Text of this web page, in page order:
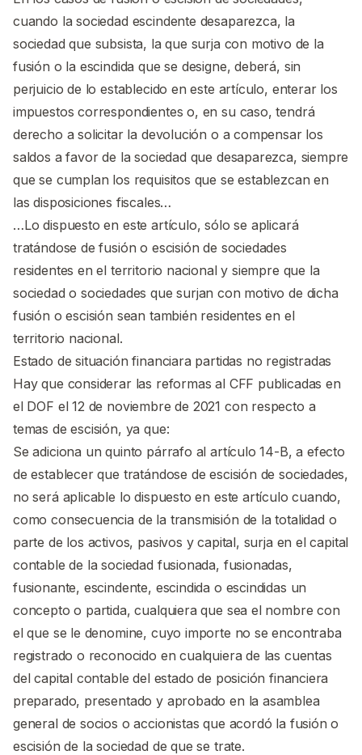
cuando la sociedad escindente desaparezca, la
sociedad que subsista, la que surja con motivo de la
fusión o la escindida que se designe, deberá, sin
perjuicio de lo establecido en este artículo, enterar los
impuestos correspondientes o, en su caso, tendrá
derecho a solicitar la devolución o a compensar los
saldos a favor de la sociedad que desaparezca, siempre
que se cumplan los requisitos que se establezcan en
las disposiciones fiscales…
…Lo dispuesto en este artículo, sólo se aplicará
tratándose de fusión o escisión de sociedades
residentes en el territorio nacional y siempre que la
sociedad o sociedades que surjan con motivo de dicha
fusión o escisión sean también residentes en el
territorio nacional.
Estado de situación financiara partidas no registradas
Hay que considerar las reformas al CFF publicadas en
el DOF el 12 de noviembre de 2021 con respecto a
temas de escisión, ya que:
Se adiciona un quinto párrafo al artículo 14-B, a efecto
de establecer que tratándose de escisión de sociedades,
no será aplicable lo dispuesto en este artículo cuando,
como consecuencia de la transmisión de la totalidad o
parte de los activos, pasivos y capital, surja en el capital
contable de la sociedad fusionada, fusionadas,
fusionante, escindente, escindida o escindidas un
concepto o partida, cualquiera que sea el nombre con
el que se le denomine, cuyo importe no se encontraba
registrado o reconocido en cualquiera de las cuentas
del capital contable del estado de posición financiera
preparado, presentado y aprobado en la asamblea
general de socios o accionistas que acordó la fusión o
escisión de la sociedad de que se trate.